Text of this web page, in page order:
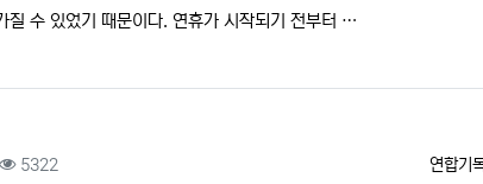
질 수 있었기 때문이다. 연휴가 시작되기 전부터 …
등록자
연합기
조회
5322